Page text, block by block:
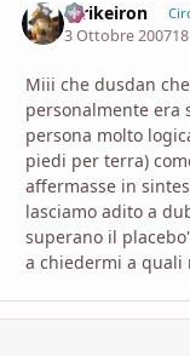
Strikeiron
3 Ottobre 2007
Miii che dusdan
personalmente era
persona molto
piedi per terra)
affermasse in
lasciamo adito a
superano il
a chiedermi a